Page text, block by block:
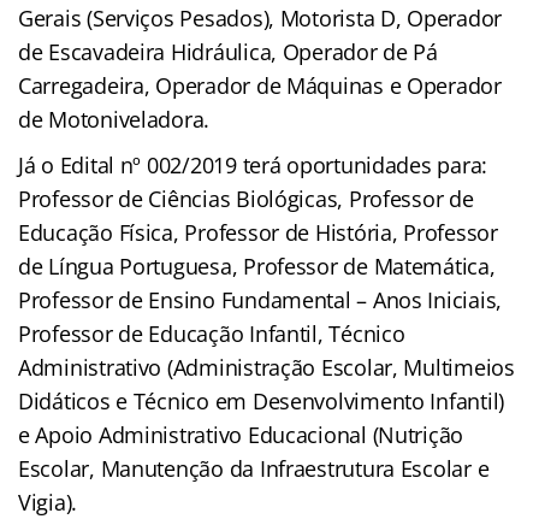
Gerais (Serviços Pesados), Motorista D, Operador
de Escavadeira Hidráulica, Operador de Pá
Carregadeira, Operador de Máquinas e Operador
de Motoniveladora.
Já o Edital nº 002/2019 terá oportunidades para:
Professor de Ciências Biológicas, Professor de
Educação Física, Professor de História, Professor
de Língua Portuguesa, Professor de Matemática,
Professor de Ensino Fundamental – Anos Iniciais,
Professor de Educação Infantil, Técnico
Administrativo (Administração Escolar, Multimeios
Didáticos e Técnico em Desenvolvimento Infantil)
e Apoio Administrativo Educacional (Nutrição
Escolar, Manutenção da Infraestrutura Escolar e
Vigia).